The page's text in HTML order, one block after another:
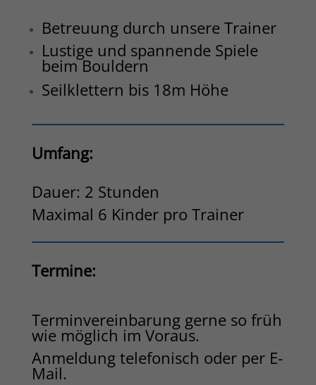
Betreuung durch unsere Trainer
Lustige und spannende Spiele
beim Bouldern
Seilklettern bis 18m Höhe
Umfang:
Dauer: 2 Stunden
Maximal 6 Kinder pro Trainer
Termine:
Terminvereinbarung gerne so früh
wie möglich im Voraus.
Anmeldung telefonisch oder per E-
Mail.